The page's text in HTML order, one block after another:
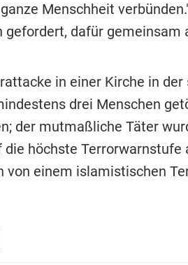
Menschheit
gefordert, dafür gemeinsam
in einer Kirche in
drei Menschen
der mutmaßliche Täter
die höchste Terrorwarnstufe
von einem islamistischen